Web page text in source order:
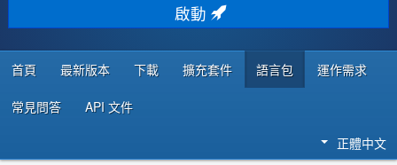
社群 & 支援
程式者資源
啟動
首頁 最新版本 下載 擴充套件 語言包 運作需求
常見問答 API 文件
正體中文